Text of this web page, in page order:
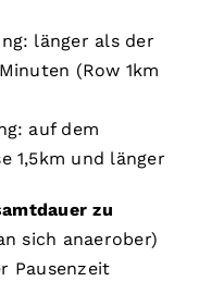
länger als der
(Row 1km
auf dem
1,5km und länger
zu
sich anaerober)
Pausenzeit